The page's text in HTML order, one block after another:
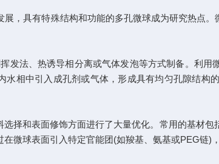
具有特殊结构和功能的多孔微球成为研究热点。
发法、热诱导相分离或气体发泡等方式制备。利
水相中引入成孔剂或气体，形成具有均匀孔隙结
和表面修饰方面进行了大量优化。常用的基材包
微球表面引入特定官能团(如羧基、氨基或PEG链)